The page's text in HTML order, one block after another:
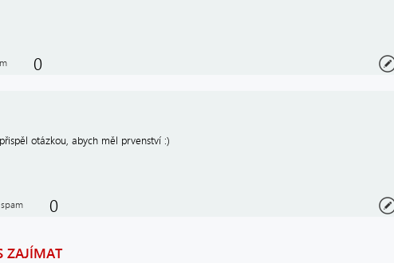
0
otázkou, abych měl prvenství :)
0
ZAJÍMAT